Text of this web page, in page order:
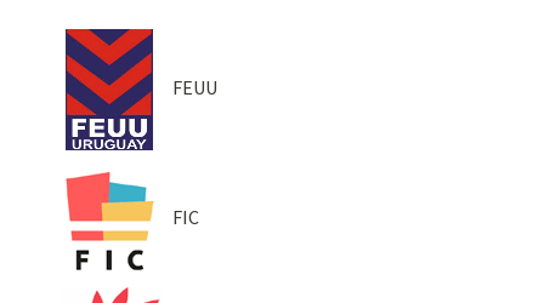
FEUU
FIC